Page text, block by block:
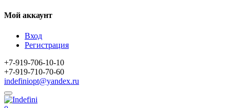
Мой аккаунт
Вход
Регистрация
+7-919-706-10-10
+7-919-710-70-60
indefiniopt@yandex.ru